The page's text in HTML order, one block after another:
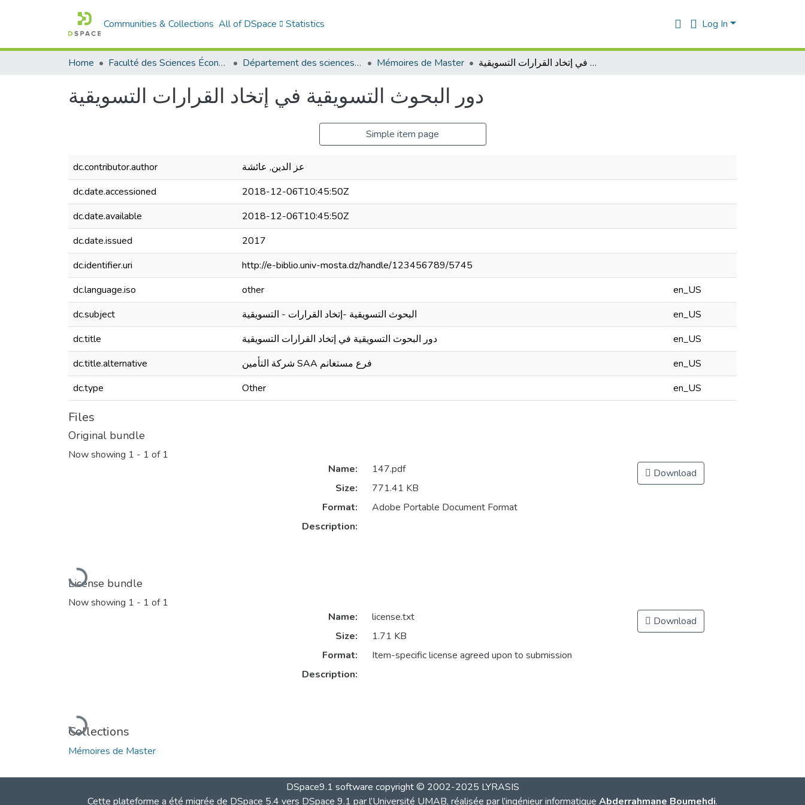
Communities & Collections All of DSpace Statistics Log In
Home Faculté des Sciences Économiques Commerciales et des Sciences de Gestion Département des sciences commerciales Mémoires de Master دور البحوث التسويقية في إتخاد القرارات التسويقية
دور البحوث التسويقية في إتخاد القرارات التسويقية
Simple item page
dc.contributor.author
عز الدين, عائشة
dc.date.accessioned
2018-12-06T10:45:50Z
dc.date.available
2018-12-06T10:45:50Z
dc.date.issued
2017
dc.identifier.uri
http://e-biblio.univ-mosta.dz/handle/123456789/5745
dc.language.iso
other
en_US
dc.subject
البحوث التسويقية -إتخاد القرارات - التسويقية
en_US
dc.title
دور البحوث التسويقية في إتخاد القرارات التسويقية
en_US
dc.title.alternative
شركة التأمين SAA فرع مستغانم
en_US
dc.type
Other en_US
Files
Original bundle
Now showing 1 - 1 of 1
Loading...
Name:
147.pdf
Size:
771.41 KB
Format:
Adobe Portable Document Format
Description:
Download
License bundle
Now showing 1 - 1 of 1
Loading...
Name:
license.txt
Size:
1.71 KB
Format:
Item-specific license agreed upon to submission
Description:
Download
Collections
Mémoires de Master
DSpace9.1 software copyright © 2002-2025 LYRASIS
Cette plateforme a été migrée de DSpace 5.4 vers DSpace 9.1 par l’Université UMAB, réalisée par l’ingénieur informatique Abderrahmane Boumehdi.